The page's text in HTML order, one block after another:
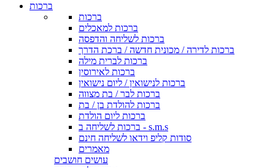
ברכות
ברכות
ברכות למאכלים
ברכות לשליחה והדפסה
ברכות לדירה / מכונית חדשה / ברכת הדרך
ברכות לברית מילה
ברכות לאירוסין
ברכות לנישואין / ליום נישואין
ברכות לבר / בת מצווה
ברכות להולדת בן / בת
ברכות ליום הולדת
ברכות לשליחה ב - s.m.s
סודות קליפ וידאו לשליחה חינם
מאמרים
עושים חושבים